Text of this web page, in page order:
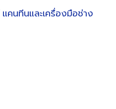
แคนทีนและเครื่องมือช่าง